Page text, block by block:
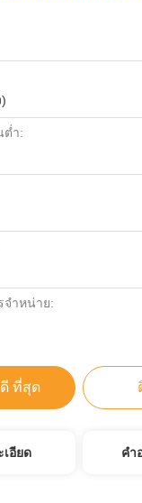
ต่ำ:
จําหน่าย:
ที่สุด
อียด คำ